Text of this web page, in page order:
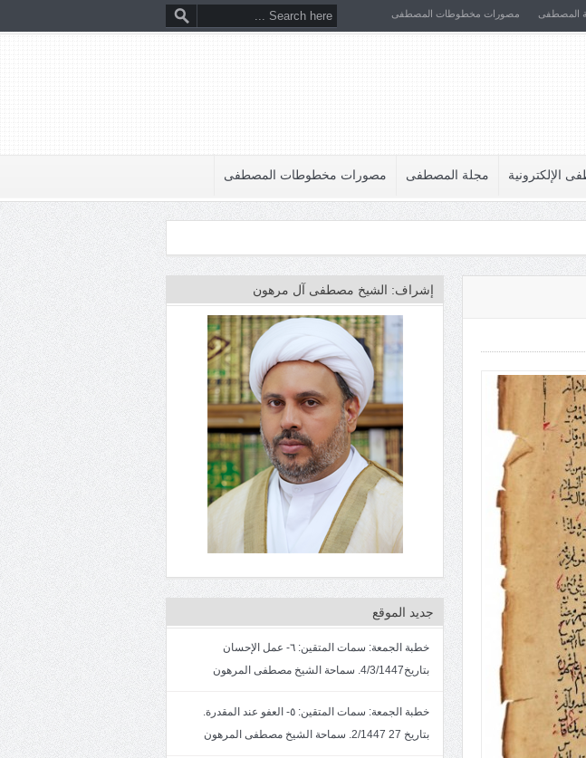
المصطفى مصورات مخطوطات المصطفى
الإلكترونية مجلة المصطفى مصورات مخطوطات المصطفى
إشراف: الشيخ مصطفى آل مرهون
جديد الموقع
خطبة الجمعة: سمات المتقين: ٦- عمل الإحسان
بتاريخ4/3/1447. سماحة الشيخ مصطفى المرهون
خطبة الجمعة: سمات المتقين: ٥- العفو عند المقدرة.
بتاريخ 27 2/1447. سماحة الشيخ مصطفى المرهون